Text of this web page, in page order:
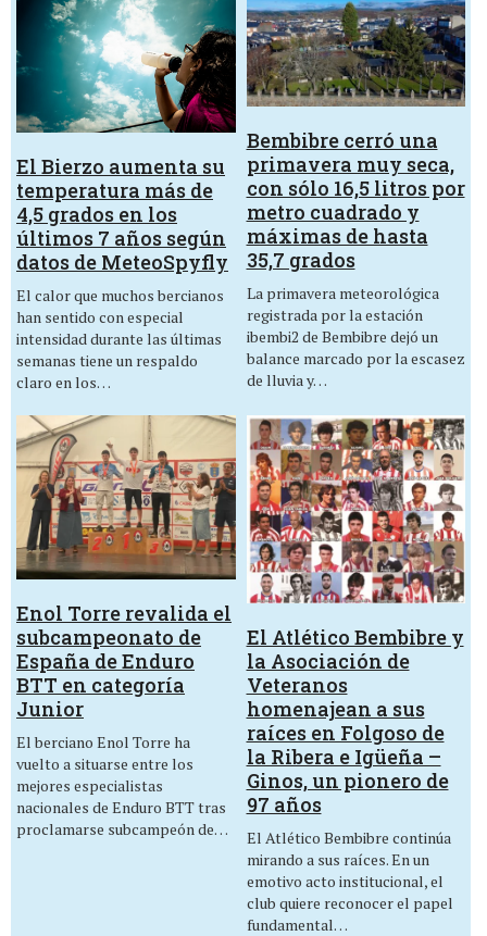
El Bierzo aumenta su
temperatura más de
4,5 grados en los
últimos 7 años según
datos de MeteoSpyfly
El calor que muchos bercianos
han sentido con especial
intensidad durante las últimas
semanas tiene un respaldo
claro en los…
Bembibre cerró una
primavera muy seca,
con sólo 16,5 litros por
metro cuadrado y
máximas de hasta
35,7 grados
La primavera meteorológica
registrada por la estación
ibembi2 de Bembibre dejó un
balance marcado por la escasez
de lluvia y…
Enol Torre revalida el
subcampeonato de
España de Enduro
BTT en categoría
Junior
El berciano Enol Torre ha
vuelto a situarse entre los
mejores especialistas
nacionales de Enduro BTT tras
proclamarse subcampeón de…
El Atlético Bembibre y
la Asociación de
Veteranos
homenajean a sus
raíces en Folgoso de
la Ribera e Igüeña –
Ginos, un pionero de
97 años
El Atlético Bembibre continúa
mirando a sus raíces. En un
emotivo acto institucional, el
club quiere reconocer el papel
fundamental…